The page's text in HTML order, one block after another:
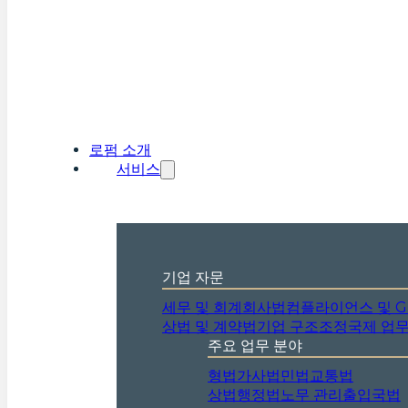
로펌 소개
서비스
기업 자문
세무 및 회계회사법컴플라이언스 및
상법 및 계약법기업 구조조정국제 업무
주요 업무 분야
형법가사법 민법교통법
상법행정법노무 관리출입국법